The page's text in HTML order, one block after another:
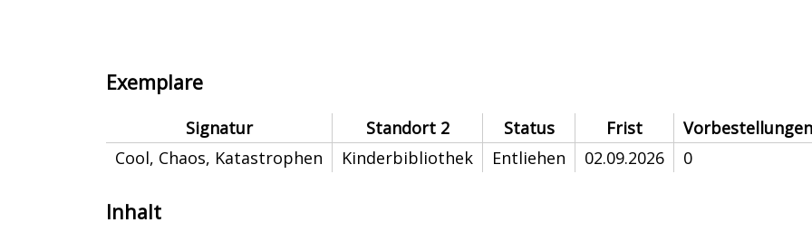
Exemplare
Signatur Standort 2 Status Frist
Vorbestellungen
Cool, Chaos, Katastrophen
Kinderbibliothek Entliehen 02.09.2026 0
Inhalt